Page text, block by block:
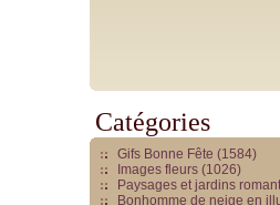
Catégories
Gifs Bonne Fête (1584)
Images fleurs (1026)
Paysages et jardins
Bonhomme de neige en